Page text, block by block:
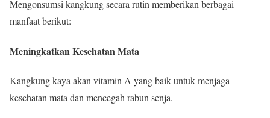
Mengonsumsi kangkung secara rutin memberikan berbagai
manfaat berikut:
Meningkatkan Kesehatan Mata
Kangkung kaya akan vitamin A yang baik untuk menjaga
kesehatan mata dan mencegah rabun senja.